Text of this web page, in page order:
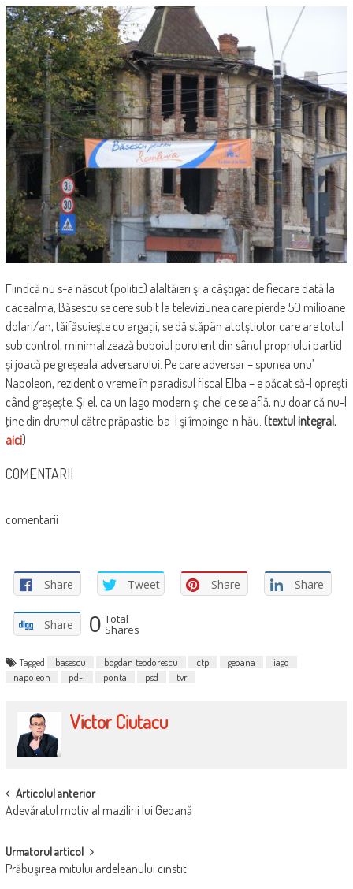
Fiindcă nu s-a născut (politic) alaltăieri şi a câştigat de fiecare dată la
cacealma, Băsescu se cere subit la televiziunea care pierde 50 milioane
dolari/an, tăifăsuieşte cu argaţii, se dă stăpân atotştiutor care are totul
sub control, minimalizează buboiul purulent din sânul propriului partid
şi joacă pe greşeala adversarului. Pe care adversar – spunea unu’
Napoleon, rezident o vreme în paradisul fiscal Elba – e păcat să-l opreşti
când greşeşte. Şi el, ca un Iago modern şi chel ce se află, nu doar că nu-l
ţine din drumul către prăpastie, ba-l şi împinge-n hău. (textul integral,
aici)
COMENTARII
comentarii
Share Tweet Share Share
Share 0 Total
Shares
Tagged basescu bogdan teodorescu ctp geoana
iago
napoleon
pd-l ponta psd tvr
Victor Ciutacu
POST
NAVIGATION
Articolul anterior
Adevăratul motiv al mazilirii lui Geoană
Urmatorul articol
Prăbuşirea mitului ardeleanului cinstit